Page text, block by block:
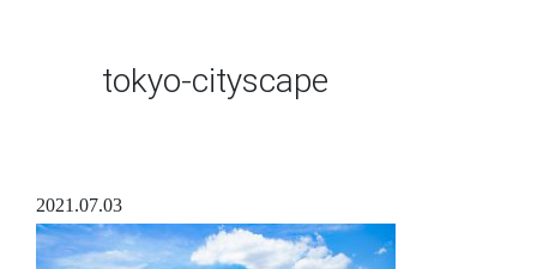
tokyo-cityscape
2021.07.03